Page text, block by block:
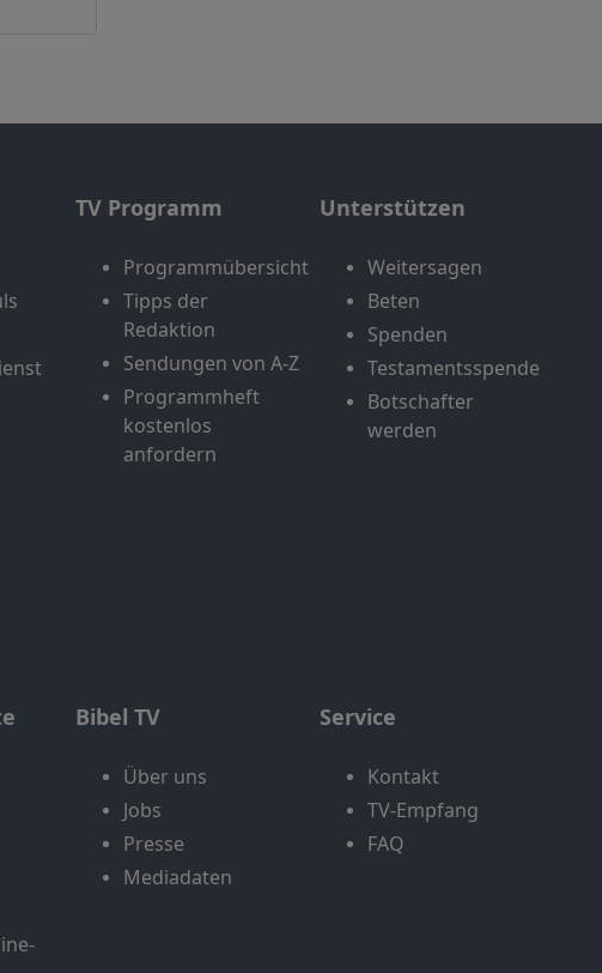
TV Programm
Programmübersicht
Tipps der
Redaktion
Sendungen von A-Z
Programmheft
kostenlos
anfordern
Unterstützen
Weitersagen
Beten
Spenden
Testamentsspende
Botschafter
werden
Bibel TV
Über uns
Jobs
Presse
Mediadaten
Service
Kontakt
TV-Empfang
FAQ